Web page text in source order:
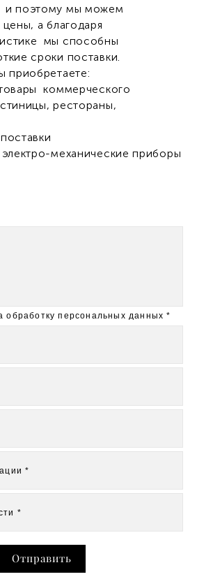
и поэтому мы можем
цены, а благодаря
мы способны
сроки поставки.
приобретаете:
коммерческого
рестораны,
механические приборы
обработку персональных данных *
*
*
Отправить